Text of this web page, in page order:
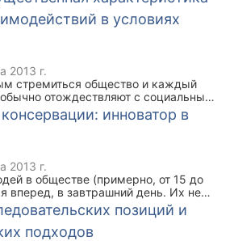
задач и долгосрочной
Опыт некоторых ведущих фирм
неизбежность стагнации,
нервной системой» (т.е.
которая на стадии чрезмерного
к саморегулированию.
в условиях
2013 г.
стремиться общество и каждый
отождествляют с социальными
инновации или «инновационный
котором оказалось наше общество
заново обратиться к этому
выявить, что же не учитывается
эти процессы?
инноватор в
2013 г.
в обществе (примерно, от 15 до
вперед, в завтрашний день. Их не
состояние. Необходимо отметить,
защищены и наиболее уязвимы.
позиций и
подходов